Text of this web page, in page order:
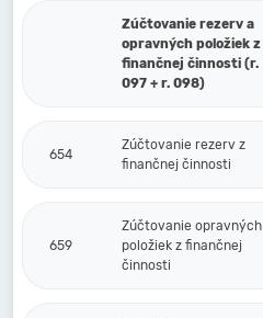
Zúčtovanie rezerv a
opravných položiek z
finančnej činnosti (r.
097 + r. 098)
654
Zúčtovanie rezerv z
finančnej činnosti
659
Zúčtovanie opravných
položiek z finančnej
činnosti